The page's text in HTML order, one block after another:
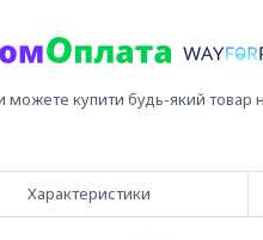
можете купити будь-який товар
Характеристики